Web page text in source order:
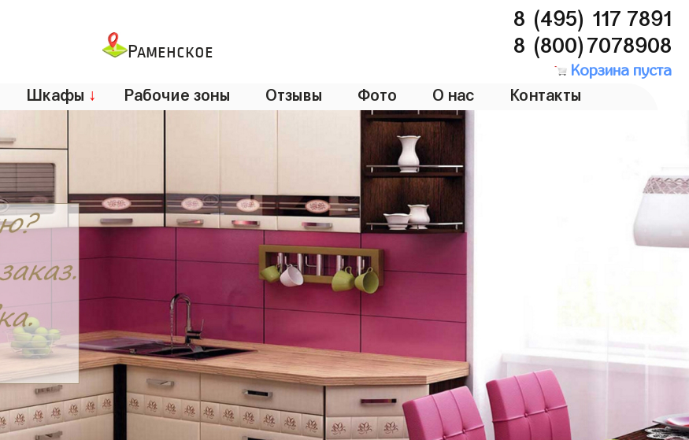
Раменское
8 (495) 117 7891
8 (800)7078908
Корзина пуста
Шкафы ↓ Рабочие зоны Отзывы Фото О нас Контакты